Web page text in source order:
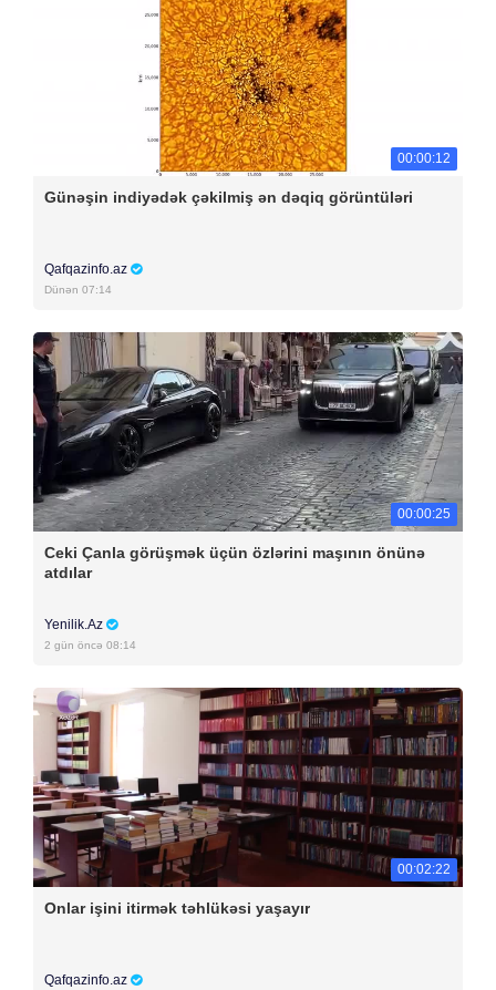
00:00:12
Günəşin indiyədək çəkilmiş ən dəqiq görüntüləri
Qafqazinfo.az
Dünən 07:14
00:00:25
Ceki Çanla görüşmək üçün özlərini maşının önünə
atdılar
Yenilik.Az
2 gün öncə 08:14
00:02:22
Onlar işini itirmək təhlükəsi yaşayır
Qafqazinfo.az